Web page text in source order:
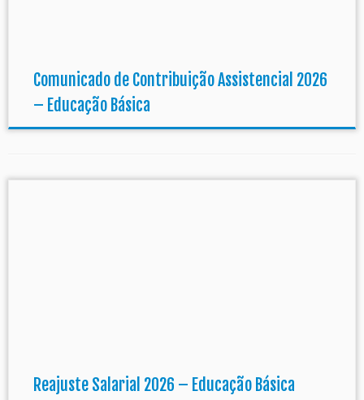
Comunicado de Contribuição Assistencial 2026
– Educação Básica
Reajuste Salarial 2026 – Educação Básica